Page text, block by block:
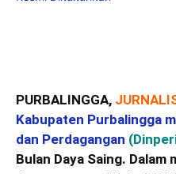
PURBALINGGA,
Kabupaten Purbalingga
dan Perdagangan
Bulan Daya Saing. Dalam